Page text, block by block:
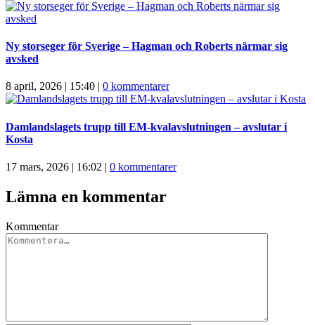
Ny storseger för Sverige – Hagman och Roberts närmar sig
avsked
8 april, 2026 | 15:40 0 kommentarer
Damlandslagets trupp till EM-kvalavslutningen – avslutar i
Kosta
17 mars, 2026 | 16:02 | 0 kommentarer
Lämna en kommentar
Kommentar